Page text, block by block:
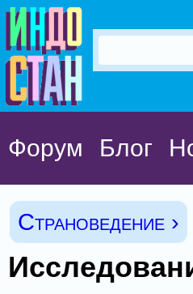
Форум Блог
Страноведение ›